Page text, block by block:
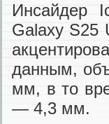
Инсайдер
Galaxy S25
данным,
мм, в то
— 4,3 мм.